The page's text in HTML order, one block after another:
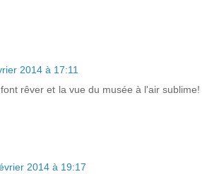
2014 à 17:11
rêver et la vue du musée à l'air sublime!
2014 à 19:17